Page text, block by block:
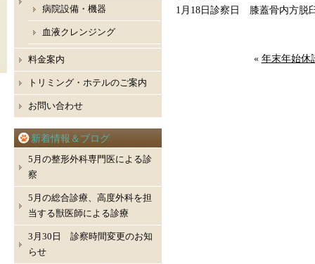
1月18日診察日 膝蓋骨内方脱
« 年末年始休
病院設備・機器
血液クレンジング
料金案内
トリミング・ホテルのご案内
お問い合わせ
新着情報＆ブログ
5月の整形外科専門医による診
察
5月の総合診療、高度外科を担
当する獣医師による診療
3月30日 診察時間変更のお知
らせ